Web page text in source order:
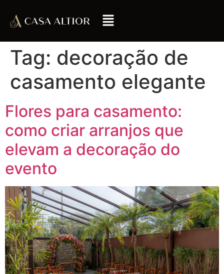
Tag: decoração de
casamento elegante
Flores para casamento:
como criar arranjos que
elevam a decoração do
evento